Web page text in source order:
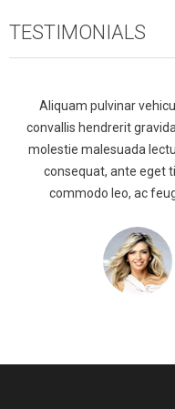
TESTIMONIALS
Aliquam pulvinar
convallis hendrerit
molestie malesuada
consequat, ante eget
commodo leo, ac